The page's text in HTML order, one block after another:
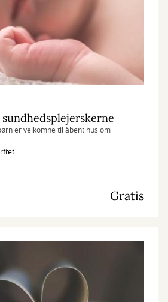
er velkomne til åbent hus om
Gratis